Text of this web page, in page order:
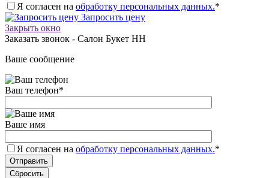
Я согласен на обработку персональных данных.*
Запросить цену
Закрыть окно
Заказать звонок - Салон Букет НН
Ваше сообщение
Ваш телефон*
Ваше имя
Я согласен на обработку персональных данных.*